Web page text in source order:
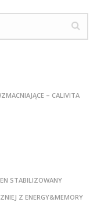
– CALIVITA
STABILIZOWANY
Z ENERGY&MEMORY